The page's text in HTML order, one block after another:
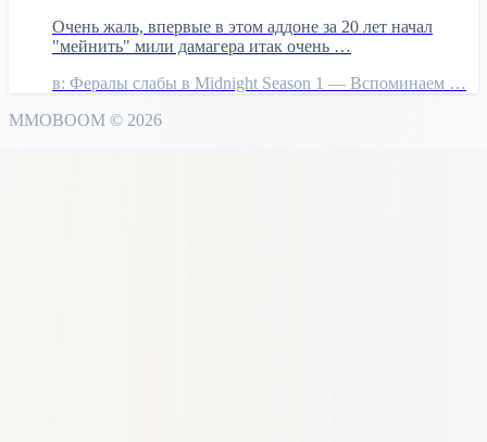
Очень жаль, впервые в этом аддоне за 20 лет начал
"мейнить" мили дамагера итак очень …
в: Фералы слабы в Midnight Season 1 — Вспоминаем …
MMOBOOM © 2026